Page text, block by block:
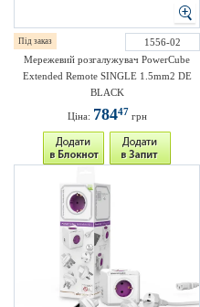
Під заказ
1556-02
Мережевий розгалужувач PowerCube
Extended Remote SINGLE 1.5mm2 DE
BLACK
Ціна: 78447 грн